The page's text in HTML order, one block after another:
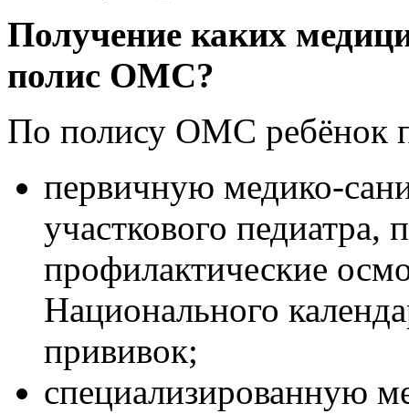
Получение каких
полис ОМС?
По полису ОМС ребёнок
первичную медико-
участкового
профилактические
Национального
прививок;
специализированную